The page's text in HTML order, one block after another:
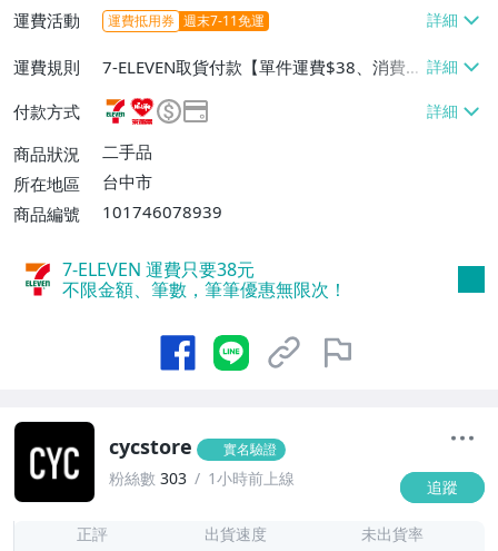
運費活動 運費抵用券 週末7-11免運
運費規則
7-ELEVEN取貨付款【單件運費$38、消費滿
$2999免運費】、萊爾富取貨付款【單件運
費$60】、宅配/貨運【單件運費$60、消費
滿$2999免運費】、郵局掛號【單件運費$1
00】、低溫配送【單件運費$60、消費滿$2
付款方式
商品狀況
二手品
所在地區
台中市
商品編號
101746078939
7-ELEVEN 運費只要38元
不限金額、筆數，筆筆優惠無限次！
cycstore 實名驗證
粉絲數 303 1小時前上線 追蹤
正評 出貨速度 未出貨率